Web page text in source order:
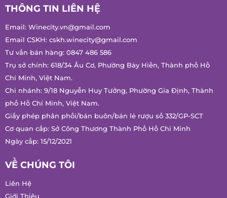
Email:Winecity.vn@gmail.com
Email CSKH:cskh.winecity@gmail.com
Tư vấn bán hàng:0847 486 586
Trụ sở chính: 618/34 Âu Cơ, Phường Bảy Hiền, Thành phố Hồ
Chí Minh, Việt Nam.
Chi nhánh: 9/18 Nguyễn Huy Tưởng, Phường Gia Định, Thành
phố Hồ Chí Minh, Việt Nam.
Giấy phép phân phối/bán buôn/bán lẻ rượu số 332/GP-SCT
Cơ quan cấp: Sở Công Thương Thành Phố Hồ Chí Minh
Liên Hệ